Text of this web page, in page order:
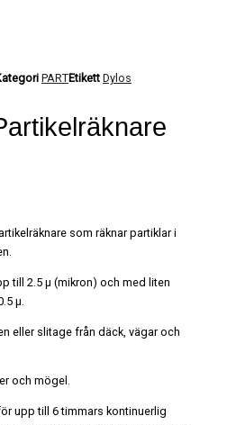
PARTEtikett Dylos
som räknar partiklar i
till 2.5 µ (mikron) och med liten
µ.
eller slitage från däck, vägar och
och mögel.
upp till 6 timmars kontinuerlig